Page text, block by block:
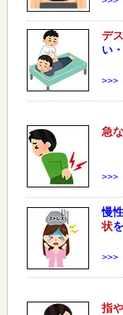
デ
い
>>>
急な
>>>
慢
状
>>>
指